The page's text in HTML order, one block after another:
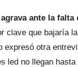
ante la falta
clave que bajaría
expresó otra
led no llegan